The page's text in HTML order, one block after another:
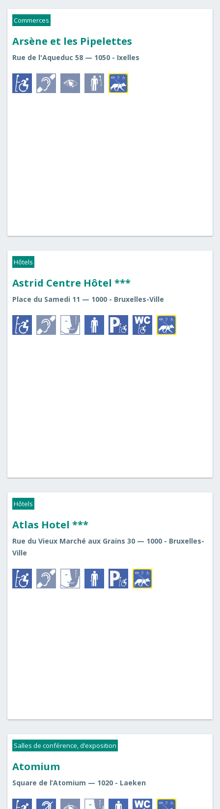
Commerces
Arsène et les Pipelettes
Rue de l'Aqueduc 58 — 1050 - Ixelles
Hôtels
Astrid Centre Hôtel ***
Place du Samedi 11 — 1000 - Bruxelles-Ville
Hôtels
Atlas Hotel ***
Rue du Vieux Marché aux Grains 30 — 1000 - Bruxelles-
Ville
Salles de conférence, d’exposition
Atomium
Square de l’Atomium — 1020 - Laeken